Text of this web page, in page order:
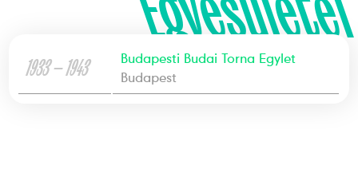
1933 — 1943
Budapesti Budai Torna Egylet
Budapest